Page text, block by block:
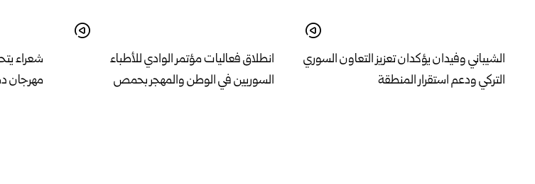
الشيباني وفيدان يؤكدان تعزيز التعاون السوري
التركي ودعم استقرار المنطقة
انطلاق فعاليات مؤتمر الوادي للأطباء
السوريين في الوطن والمهجر بحمص
شعراء
مهرجان